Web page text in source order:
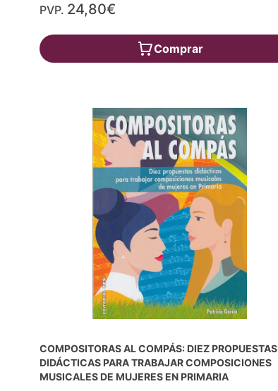
PVP. 24,80€
Comprar
COMPOSITORAS AL COMPÁS: DIEZ PROPUESTAS
DIDÁCTICAS PARA TRABAJAR COMPOSICIONES
MUSICALES DE MUJERES EN PRIMARIA